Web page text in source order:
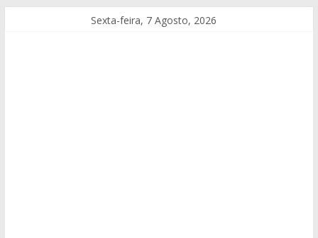
Sexta-feira, 7 Agosto, 2026